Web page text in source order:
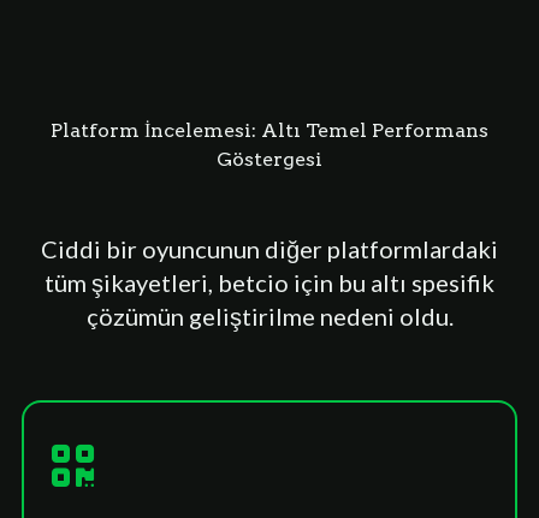
Platform İncelemesi: Altı Temel Performans
Göstergesi
Ciddi bir oyuncunun diğer platformlardaki
tüm şikayetleri, betcio için bu altı spesifik
çözümün geliştirilme nedeni oldu.